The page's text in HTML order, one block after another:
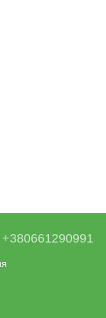
+380661290991